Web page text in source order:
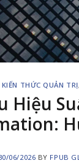
KIẾN THỨC QUẢN TRỊ
Hiệu
06/2026 BY FPUB